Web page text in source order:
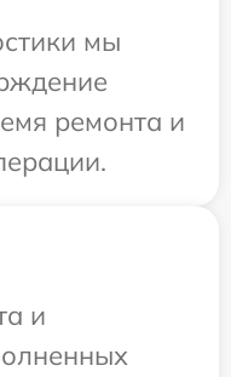
мы
ремонта и
и